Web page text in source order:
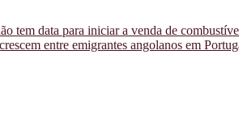
tem data para iniciar a venda de
entre emigrantes angolanos em